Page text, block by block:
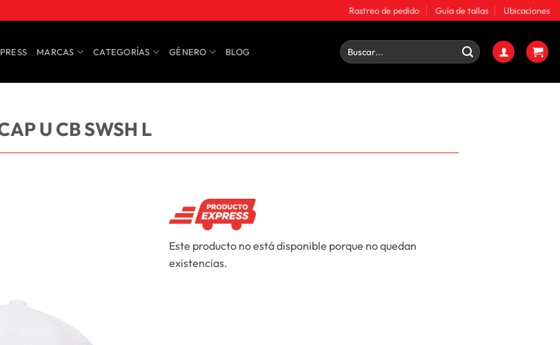
Rastreo de pedido Guía de tallas Ubicaciones
MARCAS CATEGORÍAS GÉNERO BLOG
Buscar
por:
U CB SWSH L
Este producto no está disponible porque no quedan
existencias.